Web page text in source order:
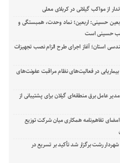
از مواکب گیلانی در کربلای معلی
حسینی: اربعین؛ نماد وحدت، همبستگی و
حسینی است
استان؛ آغاز اجرای طرح الزام نصب تجهیزات
در فعالیت‌های نظام مراقبت عفونت‌های
عامل برق منطقه‌ای گیلان برای پشتیبانی از
تفاهم‌نامه همكاری میان شركت توزیع
رشت برگزار شد تأکید بر تسریع در